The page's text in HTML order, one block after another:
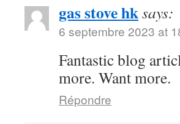
gas stove hksays:
6 septembre 2023 at
Fantastic blog
more. Want more.
Répondre